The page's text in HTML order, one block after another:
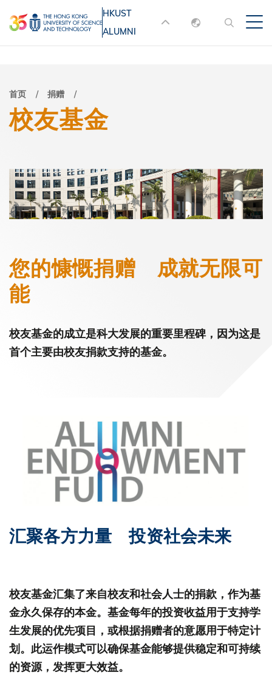
转
到
内
容
MORE ABOUT HKUST
UNIVERSITY NEWS
ACADEMIC
LIFE@HKUST
MAP & DIRECTIONS
HKUST
ALUMNI
English
面
包
首页 捐赠
校友基金
您的慷慨捐赠 成就无限可
能
校友基金的成立是科大发展的重要里程碑，因为这是
首个主要由校友捐款支持的基金。
汇聚各方力量 投资社会未来
校友基金汇集了来自校友和社会人士的捐款，作为基
金永久保存的本金。基金每年的投资收益用于支持学
生发展的优先项目，或根据捐赠者的意愿用于特定计
划。此运作模式可以确保基金能够提供稳定和可持续
的资源，发挥更大效益。